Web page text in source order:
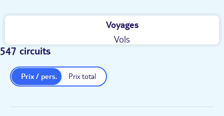
Voyages
Vols
547 circuits
Prix total
Prix / pers.